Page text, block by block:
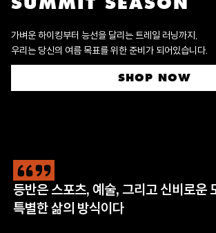
가벼운 하이킹부터 능선을 달리는 트레일 러닝까지,
우리는 당신의 여름 목표를 위한 준비가 되어있습니다.
SHOP NOW
등반은 스포츠, 예술, 그리고 신비로운
특별한 삶의 방식이다
CLIMB
완등을 위한 필수 장비
HIKE
자연으로 나아갈 완벽한 준비
RUN
멈추지 않는 산악 트레일 러닝
APPAREL
모든 아웃도어 모험을 위해